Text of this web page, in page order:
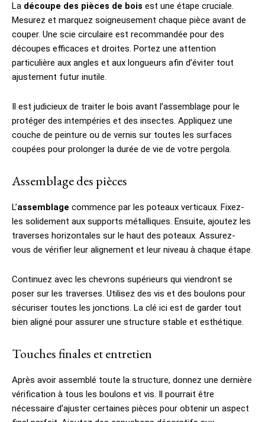
La découpe des pièces de bois est une étape cruciale.
Mesurez et marquez soigneusement chaque pièce avant de
couper. Une scie circulaire est recommandée pour des
découpes efficaces et droites. Portez une attention
particulière aux angles et aux longueurs afin d’éviter tout
ajustement futur inutile.
Il est judicieux de traiter le bois avant l’assemblage pour le
protéger des intempéries et des insectes. Appliquez une
couche de peinture ou de vernis sur toutes les surfaces
coupées pour prolonger la durée de vie de votre pergola.
Assemblage des pièces
L’assemblage commence par les poteaux verticaux. Fixez-
les solidement aux supports métalliques. Ensuite, ajoutez les
traverses horizontales sur le haut des poteaux. Assurez-
vous de vérifier leur alignement et leur niveau à chaque étape.
Continuez avec les chevrons supérieurs qui viendront se
poser sur les traverses. Utilisez des vis et des boulons pour
sécuriser toutes les jonctions. La clé ici est de garder tout
bien aligné pour assurer une structure stable et esthétique.
Touches finales et entretien
Après avoir assemblé toute la structure, donnez une dernière
vérification à tous les boulons et vis. Il pourrait être
nécessaire d’ajuster certaines pièces pour obtenir un aspect